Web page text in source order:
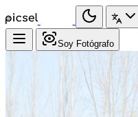
Soy Fotógrafo